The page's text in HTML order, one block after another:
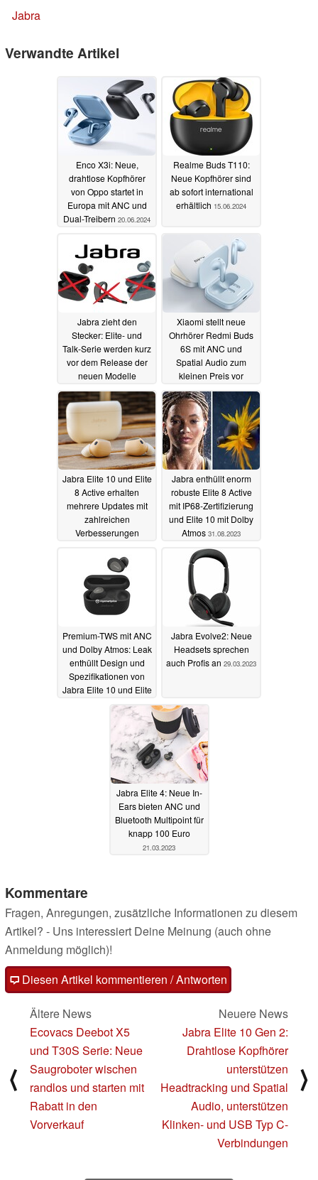
Jabra
Verwandte Artikel
Enco X3i: Neue,
drahtlose Kopfhörer
von Oppo startet in
Europa mit ANC und
Dual-Treibern 20.06.2024
Realme Buds T110:
Neue Kopfhörer sind
ab sofort international
erhältlich 15.06.2024
Jabra zieht den
Stecker: Elite- und
Talk-Serie werden kurz
vor dem Release der
neuen Modelle
eingestellt12.06.2024
Xiaomi stellt neue
Ohrhörer Redmi Buds
6S mit ANC und
Spatial Audio zum
kleinen Preis vor
10.06.2024
Jabra Elite 10 und Elite
8 Active erhalten
mehrere Updates mit
zahlreichen
Verbesserungen
Jabra enthüllt enorm
robuste Elite 8 Active
mit IP68-Zertifizierung
und Elite 10 mit Dolby
Atmos 31.08.2023
Premium-TWS mit ANC
und Dolby Atmos: Leak
enthüllt Design und
Spezifikationen von
Jabra Elite 10 und Elite
12.08.2023
Jabra Evolve2: Neue
Headsets sprechen
auch Profis an 29.03.2023
Jabra Elite 4: Neue In-
Ears bieten ANC und
Bluetooth Multipoint für
knapp 100 Euro
21.03.2023
Kommentare
Fragen, Anregungen, zusätzliche Informationen zu diesem
Artikel? - Uns interessiert Deine Meinung (auch ohne
Anmeldung möglich)!
Diesen Artikel kommentieren / Antworten
⟨
Ältere News
Ecovacs Deebot X5
und T30S Serie: Neue
Saugroboter wischen
randlos und starten mit
Rabatt in den
Vorverkauf
Neuere News
Jabra Elite 10 Gen 2:
Drahtlose Kopfhörer
unterstützen
Headtracking und Spatial
Audio, unterstützen
Klinken- und USB Typ C-
Verbindungen
⟩